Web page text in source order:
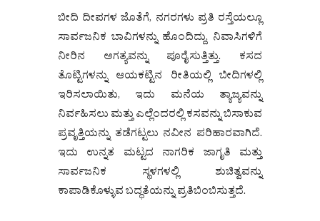
ಬೀದಿ ದೀಪಗಳ ಜೊತೆಗೆ, ನಗರಗಳು ಪ್ರತಿ ರಸ್ತೆಯಲ್ಲೂ
ಸಾರ್ವಜನಿಕ ಬಾವಿಗಳನ್ನು ಹೊಂದಿದ್ದು, ನಿವಾಸಿಗಳಿಗೆ
ನೀರಿನ ಅಗತ್ಯವನ್ನು ಪೂರೈಸುತ್ತಿತ್ತು. ಕಸದ
ತೊಟ್ಟಿಗಳನ್ನು ಆಯಕಟ್ಟಿನ ರೀತಿಯಲ್ಲಿ ಬೀದಿಗಳಲ್ಲಿ
ಇರಿಸಲಾಯಿತು, ಇದು ಮನೆಯ ತ್ಯಾಜ್ಯವನ್ನು
ನಿರ್ವಹಿಸಲು ಮತ್ತು ಎಲ್ಲೆಂದರಲ್ಲಿ ಕಸವನ್ನು ಬಿಸಾಕುವ
ಪ್ರವೃತ್ತಿಯನ್ನು ತಡೆಗಟ್ಟಲು ನವೀನ ಪರಿಹಾರವಾಗಿದೆ.
ಇದು ಉನ್ನತ ಮಟ್ಟದ ನಾಗರಿಕ ಜಾಗೃತಿ ಮತ್ತು
ಸಾರ್ವಜನಿಕ ಸ್ಥಳಗಳಲ್ಲಿ ಶುಚಿತ್ವವನ್ನು
ಕಾಪಾಡಿಕೊಳ್ಳುವ ಬದ್ಧತೆಯನ್ನು ಪ್ರತಿಬಿಂಬಿಸುತ್ತದೆ.